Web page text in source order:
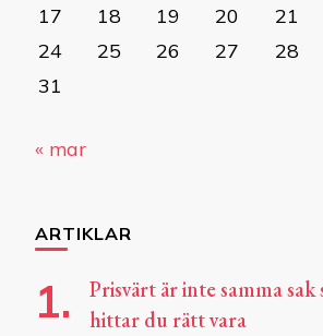
17
18 19 20 21
24
25 26 27 28
31
« mar
ARTIKLAR
Prisvärt är inte samma
hittar du rätt vara